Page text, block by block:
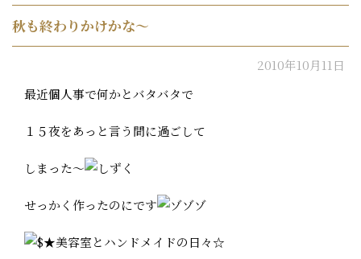
秋も終わりかけかな〜
2010年10月11日
最近個人事で何かとバタバタで
１５夜をあっと言う間に過ごして
しまった～
せっかく作ったのにです